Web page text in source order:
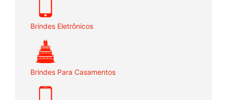
Brindes Eletrônicos
Brindes Para Casamentos